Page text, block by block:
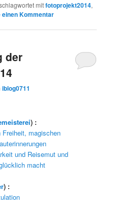
mitfotoprojekt2014,
einen Kommentar
der
iblog0711
) :
magischen
und Reisemut und
macht
) :